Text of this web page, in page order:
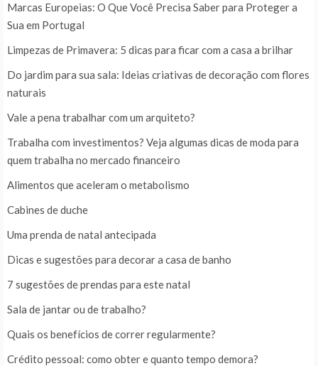
Marcas Europeias: O Que Você Precisa Saber para Proteger a
Sua em Portugal
Limpezas de Primavera: 5 dicas para ficar com a casa a brilhar
Do jardim para sua sala: Ideias criativas de decoração com flores
naturais
Vale a pena trabalhar com um arquiteto?
Trabalha com investimentos? Veja algumas dicas de moda para
quem trabalha no mercado financeiro
Alimentos que aceleram o metabolismo
Cabines de duche
Uma prenda de natal antecipada
Dicas e sugestões para decorar a casa de banho
7 sugestões de prendas para este natal
Sala de jantar ou de trabalho?
Quais os benefícios de correr regularmente?
Crédito pessoal: como obter e quanto tempo demora?